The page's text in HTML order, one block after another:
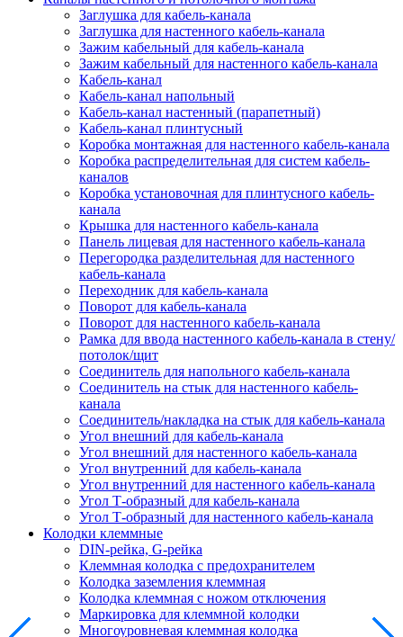
Заглушка для кабель-канала
Заглушка для настенного кабель-канала
Зажим кабельный для кабель-канала
Зажим кабельный для настенного кабель-канала
Кабель-канал
Кабель-канал напольный
Кабель-канал настенный (парапетный)
Кабель-канал плинтусный
Коробка монтажная для настенного кабель-канала
Коробка распределительная для систем кабель-
каналов
Коробка установочная для плинтусного кабель-
канала
Крышка для настенного кабель-канала
Панель лицевая для настенного кабель-канала
Перегородка разделительная для настенного
кабель-канала
Переходник для кабель-канала
Поворот для кабель-канала
Поворот для настенного кабель-канала
Рамка для ввода настенного кабель-канала в стену/
потолок/щит
Соединитель для напольного кабель-канала
Соединитель на стык для настенного кабель-
канала
Соединитель/накладка на стык для кабель-канала
Угол внешний для кабель-канала
Угол внешний для настенного кабель-канала
Угол внутренний для кабель-канала
Угол внутренний для настенного кабель-канала
Угол Т-образный для кабель-канала
Угол Т-образный для настенного кабель-канала
Колодки клеммные
DIN-рейка, G-рейка
Клеммная колодка с предохранителем
Колодка заземления клеммная
Колодка клеммная с ножом отключения
Маркировка для клеммной колодки
Многоуровневая клеммная колодка